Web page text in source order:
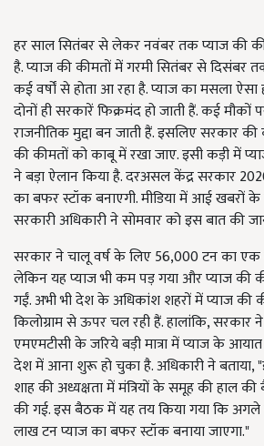
हर साल सितंबर से लेकर नवंबर तक प्याज की
है. प्याज की कीमतों में गरमी सितंबर से दिसंबर
कई वर्षों से होता आ रहा है. प्याज का मसला
दोनों ही सरकारें फिक्रमंद हो जाती हैं. कई मौकों
राजनीतिक मुद्दा बन जाती हैं. इसलिए सरकार
की कीमतों को काबू में रखा जाए. इसी कड़ी में
ने बड़ा ऐलान किया है. दरअसल केंद्र सरकार
का बफर स्टॉक बनाएगी. मीडिया में आई खबरों के
सरकारी अधिकारी ने सोमवार को इस बात की
सरकार ने चालू वर्ष के लिए 56,000 टन का एक
लेकिन यह प्याज भी कम पड़ गया और प्याज
गईं. अभी भी देश के अधिकांश शहरों में प्याज की
किलोग्राम से ऊपर चल रही हैं. हालांकि, सरकार
एमएमटीसी के जरिये बड़ी मात्रा में प्याज के
देश में आना शुरू हो चुका है. अधिकारी ने बताया,
शाह की अध्यक्षता में मंत्रियों के समूह की हाल की
की गई. इस बैठक में यह तय किया गया कि
लाख टन प्याज का बफर स्टॉक बनाया जाएगा."